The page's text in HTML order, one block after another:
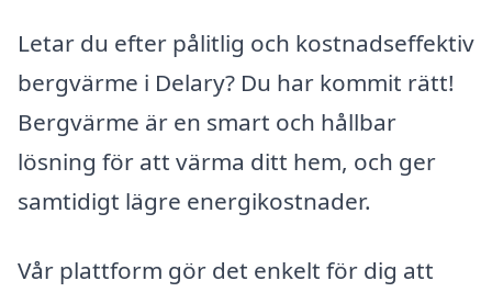
Letar du efter pålitlig och kostnadseffektiv
bergvärme i Delary? Du har kommit rätt!
Bergvärme är en smart och hållbar
lösning för att värma ditt hem, och ger
samtidigt lägre energikostnader.
Vår plattform gör det enkelt för dig att